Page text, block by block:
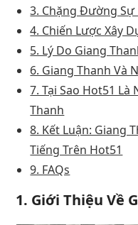
3. Chặng Đường Sự
4. Chiến Lược Xây
5. Lý Do Giang
6. Giang Thanh Và
7. Tại Sao Hot51 Là
Thanh
8. Kết Luận: Giang
Tiếng Trên Hot51
9. FAQs
1. Giới Thiệu Về